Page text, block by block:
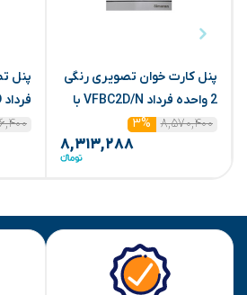
پنل کارت خوان تصویری رنگی
2 واحده فرداد VFBC2D/N با
ماژول(سیماران)
۸,۵۷۰,۴۰۰ ۳%
۸,۳۱۳,۲۸۸
فرداد VFBC8D(سیماران)